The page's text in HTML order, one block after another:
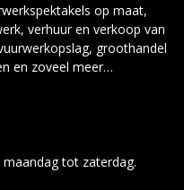
op maat,
verhuur en verkoop van
groothandel
en zoveel meer…
tot zaterdag.